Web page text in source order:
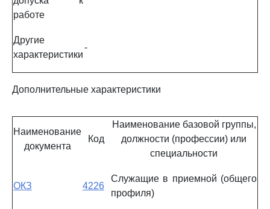
работе
Другие
характеристики
-
Дополнительные характеристики
Наименование
документа
Код
Наименование базовой группы,
должности (профессии) или
специальности
ОКЗ 4226
Служащие в приемной (общего
профиля)